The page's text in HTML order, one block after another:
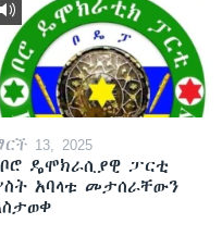
13, 2025
ዴሞክራሲያዊ ፓርቲ
አባላቱ መታሰራቸውን